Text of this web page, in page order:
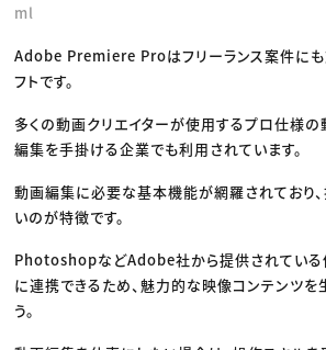
ml
Adobe Premiere Proはフリーランス案件にも
フトです。
多くの動画クリエイターが使用するプロ仕様の
編集を手掛ける企業でも利用されています。
動画編集に必要な基本機能が網羅されており
いのが特徴です。
PhotoshopなどAdobe社から提供されている
に連携できるため、魅力的な映像コンテンツを
う。